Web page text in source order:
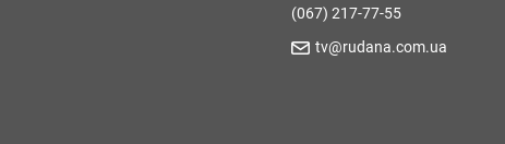
(067) 217-77-55
tv@rudana.com.ua